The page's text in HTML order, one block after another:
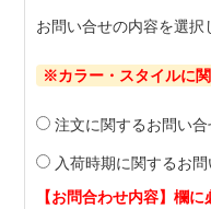
お問い合せの内容を選択
※カラー・スタイルに
注文に関するお問い合
入荷時期に関するお